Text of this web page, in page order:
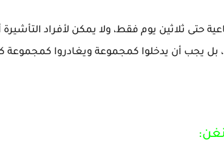
حتى ثلاثين يوم فقط، ولا يمكن لأفراد التأشيرة
يجب أن يدخلوا كمجموعة ويغادروا كمجموعة